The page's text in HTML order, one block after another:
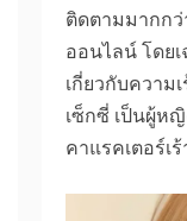
ติดตามมากก
ออนไลน์ โดย
เกี่ยวกับความ
เซ็กซี่ เป็นผู้ห
คาแรคเตอร์เ